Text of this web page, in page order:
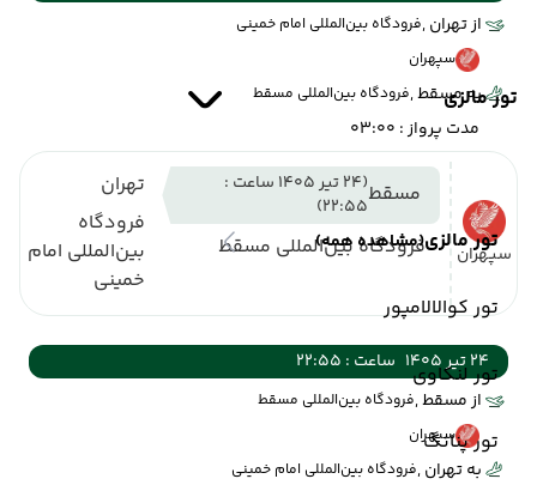
تور مالزی
تور مالزی(مشاهده همه)
تور کوالالامپور
تور لنکاوی
تور پنانگ
از تهران ,فرودگاه بین‌المللی امام خمینی
سپهران
به مسقط ,فرودگاه بین‌المللی مسقط
مدت پرواز : 03:00
سپهران
مسقط
(24 تیر 1405 ساعت :
22:55)
فرودگاه بین‌المللی مسقط
تهران
فرودگاه
بین‌المللی امام
خمینی
24 تیر 1405
ساعت : 22:55
از مسقط ,فرودگاه بین‌المللی مسقط
سپهران
به تهران ,فرودگاه بین‌المللی امام خمینی